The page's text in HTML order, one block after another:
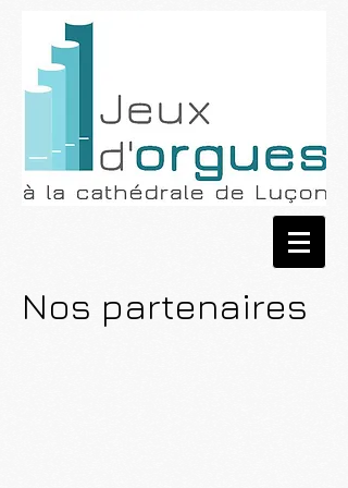
Nos partenaires